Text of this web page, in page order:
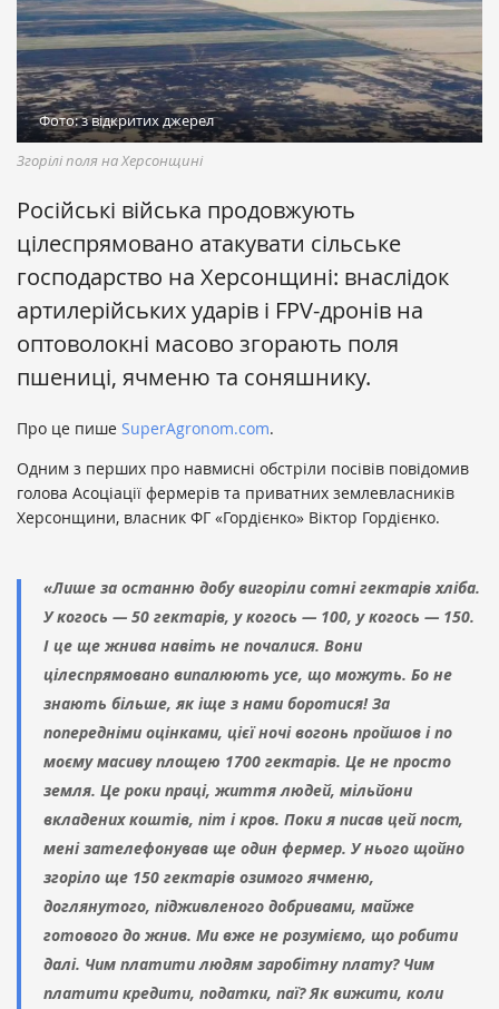
Фото: з відкритих джерел
Згорілі поля на Херсонщині
Російські війська продовжують
цілеспрямовано атакувати сільське
господарство на Херсонщині: внаслідок
артилерійських ударів і FPV-дронів на
оптоволокні масово згорають поля
пшениці, ячменю та соняшнику.
Про це пише SuperAgronom.com.
Одним з перших про навмисні обстріли посівів повідомив
голова Асоціації фермерів та приватних землевласників
Херсонщини, власник ФГ «Гордієнко» Віктор Гордієнко.
«Лише за останню добу вигоріли сотні гектарів хліба.
У когось — 50 гектарів, у когось — 100, у когось — 150.
І це ще жнива навіть не почалися. Вони
цілеспрямовано випалюють усе, що можуть. Бо не
знають більше, як іще з нами боротися! За
попередніми оцінками, цієї ночі вогонь пройшов і по
моєму масиву площею 1700 гектарів. Це не просто
земля. Це роки праці, життя людей, мільйони
вкладених коштів, піт і кров. Поки я писав цей пост,
мені зателефонував ще один фермер. У нього щойно
згоріло ще 150 гектарів озимого ячменю,
доглянутого, підживленого добривами, майже
готового до жнив. Ми вже не розуміємо, що робити
далі. Чим платити людям заробітну плату? Чим
платити кредити, податки, паї? Як вижити, коли